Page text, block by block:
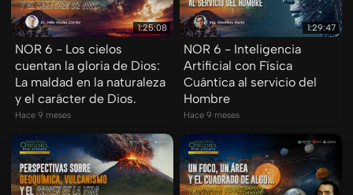
1:25:08
NOR 6 - Los cielos
cuentan la gloria de Dios:
La maldad en la naturaleza
y el carácter de Dios.
Hace 9 meses
1:29:47
NOR 6 - Inteligencia
Artificial con Física
Cuántica al servicio del
Hombre
Hace 9 meses